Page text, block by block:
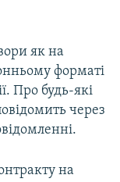
як на
форматі
Про будь-які
через
на